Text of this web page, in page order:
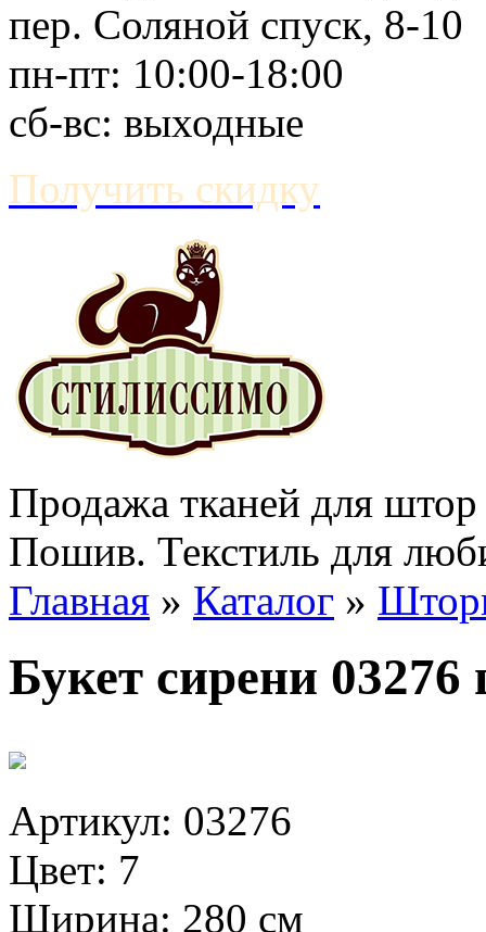
пер. Соляной спуск, 8-10
пн-пт: 10:00-18:00
сб-вс: выходные
Получить скидку
Продажа тканей для
Пошив. Текстиль для
Главная » Каталог »
Букет сирени 03276
Артикул: 03276
Цвет: 7
Ширина: 280 см